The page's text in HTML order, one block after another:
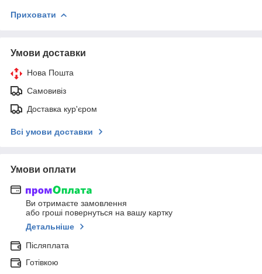
Приховати
Умови доставки
Нова Пошта
Самовивіз
Доставка кур'єром
Всі умови доставки
Умови оплати
Ви отримаєте замовлення
або гроші повернуться на вашу картку
Детальніше
Післяплата
Готівкою